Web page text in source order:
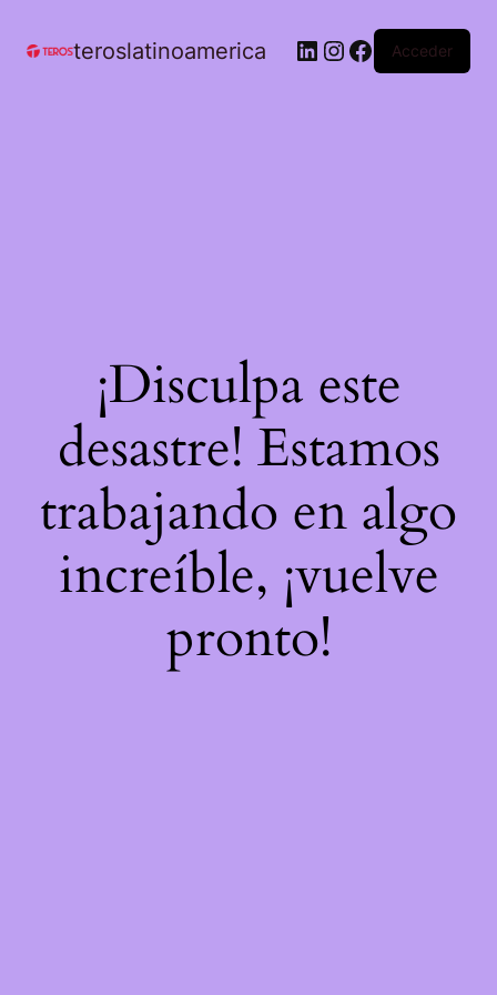
teroslatinoamerica Acceder
¡Disculpa este
desastre! Estamos
trabajando en algo
increíble, ¡vuelve
pronto!